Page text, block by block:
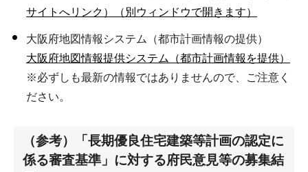
サイトへリンク）（別ウィンドウで開きます）
大阪府地図情報システム（都市計画情報の提供）
大阪府地図情報提供システム（都市計画情報を提供）
※必ずしも最新の情報ではありませんので、ご注意く
ださい。
（参考）「長期優良住宅建築等計画の認定に
係る審査基準」に対する府民意見等の募集結